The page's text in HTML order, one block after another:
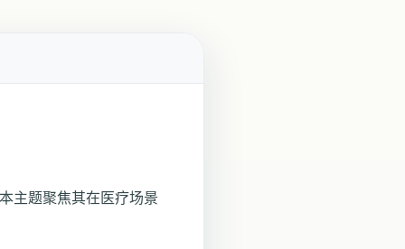
主题聚焦其在医疗场景